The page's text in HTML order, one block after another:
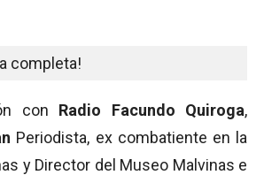
completa!
con Radio Facundo Quiroga,
Periodista, ex combatiente en la
y Director del Museo Malvinas e